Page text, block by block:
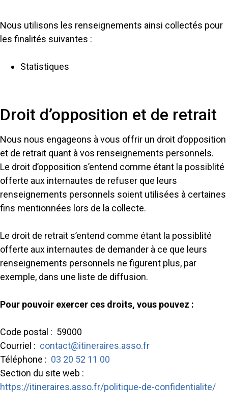
Nous utilisons les renseignements ainsi collectés pour
les finalités suivantes :
Statistiques
Droit d’opposition et de retrait
Nous nous engageons à vous offrir un droit d’opposition
et de retrait quant à vos renseignements personnels.
Le droit d’opposition s’entend comme étant la possiblité
offerte aux internautes de refuser que leurs
renseignements personnels soient utilisées à certaines
fins mentionnées lors de la collecte.
Le droit de retrait s’entend comme étant la possiblité
offerte aux internautes de demander à ce que leurs
renseignements personnels ne figurent plus, par
exemple, dans une liste de diffusion.
Pour pouvoir exercer ces droits, vous pouvez :
Code postal : 59000
Courriel : contact@itineraires.asso.fr
Téléphone : 03 20 52 11 00
Section du site web :
https://itineraires.asso.fr/politique-de-confidentialite/